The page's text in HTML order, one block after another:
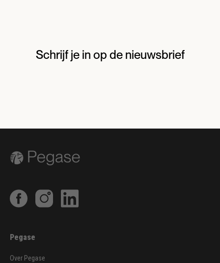
Schrijf je in op de nieuwsbrief
Pegase
Over Pegase